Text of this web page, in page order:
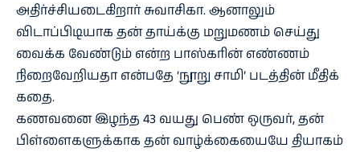
அதிர்ச்சியடைகிறார் சுவாசிகா. ஆனாலும்
விடாப்பிடியாக தன் தாய்க்கு மறுமணம் செய்து
வைக்க வேண்டும் என்ற பாஸ்கரின் எண்ணம்
நிறைவேறியதா என்பதே ‘நூறு சாமி’ படத்தின் மீதிக்
கதை.
கணவனை இழந்த 43 வயது பெண் ஒருவர், தன்
பிள்ளைகளுக்காக தன் வாழ்க்கையையே தியாகம்